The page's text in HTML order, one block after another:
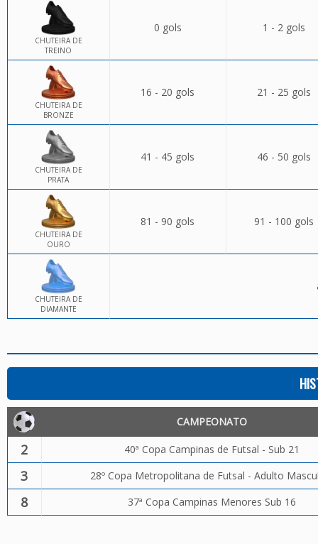
CHUTEIRA DE
TREINO
0 gols 1 - 2 gols
CHUTEIRA DE
BRONZE
16 - 20 gols 21 - 25 gols
CHUTEIRA DE
PRATA
41 - 45 gols 46 - 50 gols
CHUTEIRA DE
OURO
81 - 90 gols 91 - 100 gols
CHUTEIRA DE
DIAMANTE
CAMPEONATO
2 40ª Copa Campinas de Futsal - Sub 21
3 28º Copa Metropolitana de Futsal - Adulto
8 37ª Copa Campinas Menores Sub 16